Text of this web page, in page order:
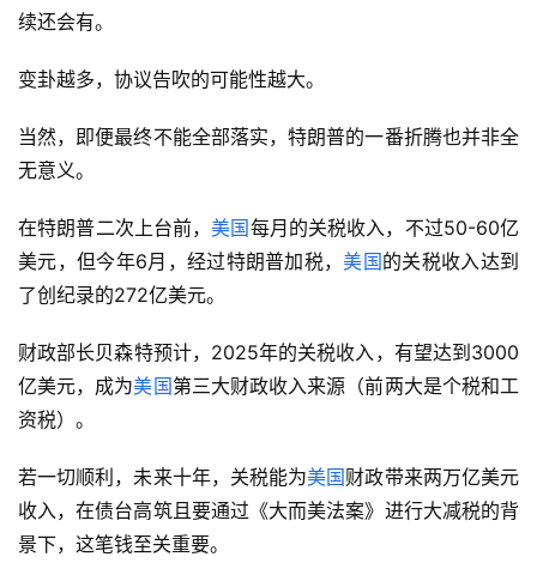
日本首席贸易谈判代表赤泽亮正强烈要求美方“纠正错误做
法”，特朗普可没那么容易妥协。毫无疑问，类似的变卦后
变卦越多，协议告吹的可能性越大。
当然，即便最终不能全部落实，特朗普的一番折腾也并非全
无意义。
在特朗普二次上台前，美国
美元，但今年6月，经过特朗普加税，美国
的关税收入达到
了创纪录的272亿美元。
财政部长贝森特预计，2025年的关税收入，有望达到3000
亿美元，成为 美国 第三大财政收入来源（前两大是个税和工
资税）。
若一切顺利，未来十年，关税能为